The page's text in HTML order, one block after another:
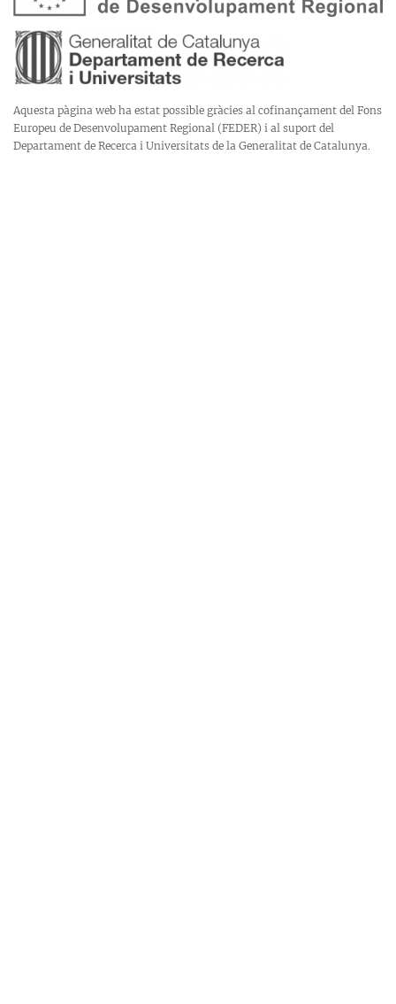
Aquesta pàgina web ha estat possible gràcies al cofinançament del Fons
Europeu de Desenvolupament Regional (FEDER) i al suport del
Departament de Recerca i Universitats de la Generalitat de Catalunya.